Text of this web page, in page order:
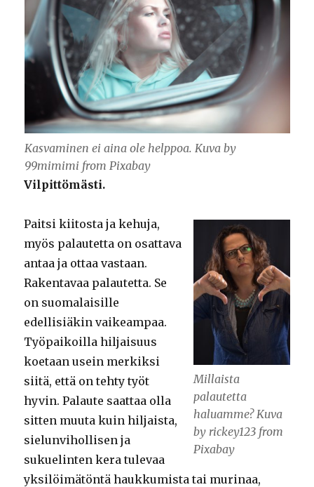
Kasvaminen ei aina ole helppoa. Kuva by
99mimimi from Pixabay
Vilpittömästi.
Millaista
palautetta
haluamme? Kuva
by rickey123 from
Pixabay
Paitsi kiitosta ja kehuja,
myös palautetta on osattava
antaa ja ottaa vastaan.
Rakentavaa palautetta. Se
on suomalaisille
edellisiäkin vaikeampaa.
Työpaikoilla hiljaisuus
koetaan usein merkiksi
siitä, että on tehty työt
hyvin. Palaute saattaa olla
sitten muuta kuin hiljaista,
sielunvihollisen ja
sukuelinten kera tulevaa
yksilöimätöntä haukkumista tai murinaa,